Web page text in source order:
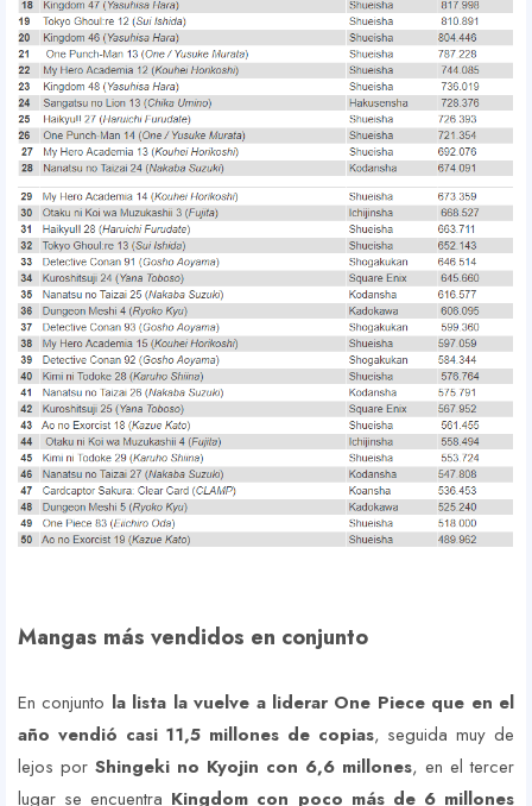
Mangas más vendidos en conjunto
En conjunto la lista la vuelve a liderar One Piece que en el
año vendió casi 11,5 millones de copias, seguida muy de
lejos por Shingeki no Kyojin con 6,6 millones, en el tercer
lugar se encuentra Kingdom con poco más de 6 millones